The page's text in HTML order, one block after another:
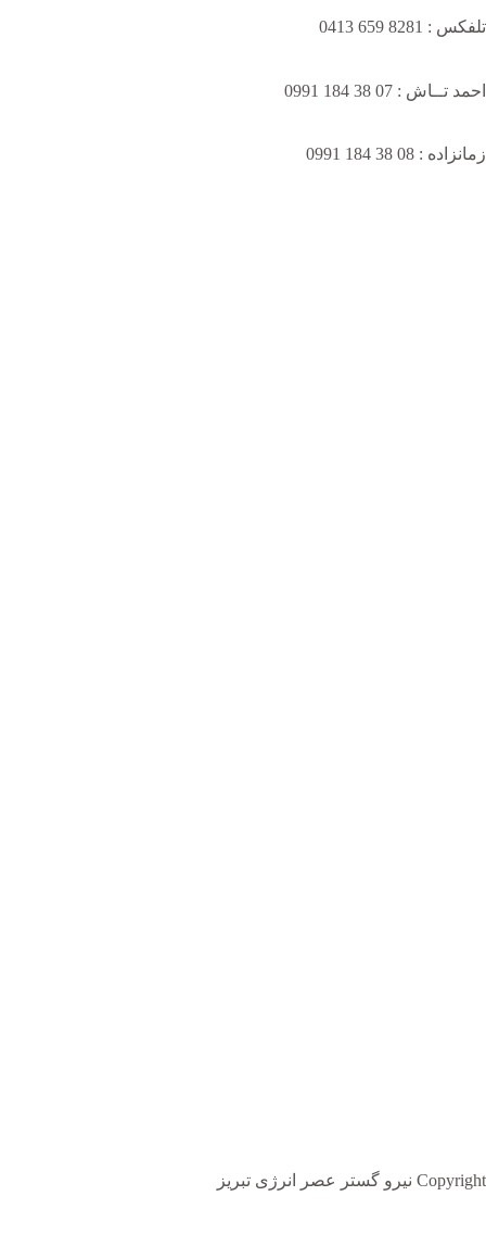
تلفکس : 8281 659 0413
احمد تــاش : 07 38 184 0991
زمانزاده : 08 38 184 0991
Copyright نیرو گستر عصر انرژی تبریز